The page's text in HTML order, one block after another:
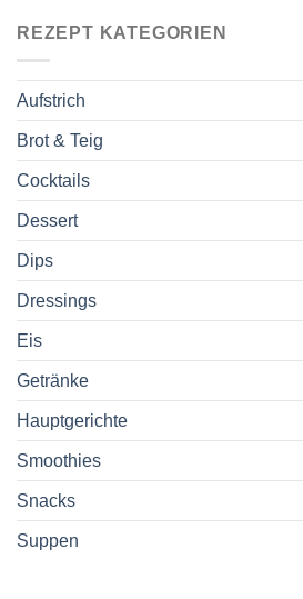
REZEPT KATEGORIEN
Aufstrich
Brot & Teig
Cocktails
Dessert
Dips
Dressings
Eis
Getränke
Hauptgerichte
Smoothies
Snacks
Suppen